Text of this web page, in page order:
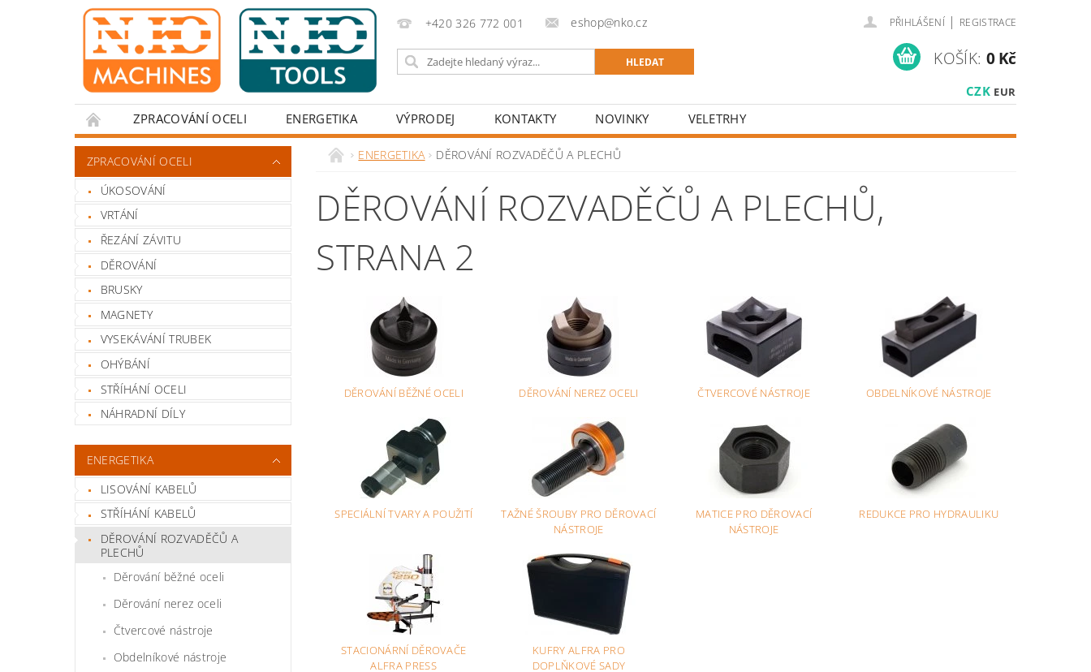
+420 326 772 001 eshop@nko.cz PŘIHLÁŠENÍ | REGISTRACE
CZK EUR
KOŠÍK: 0 Kč
ZPRACOVÁNÍ OCELI ENERGETIKA VÝPRODEJ KONTAKTY NOVINKY VELETRHY
ZPRACOVÁNÍ OCELI
ÚKOSOVÁNÍ
VRTÁNÍ
ŘEZÁNÍ ZÁVITU
DĚROVÁNÍ
BRUSKY
MAGNETY
VYSEKÁVÁNÍ TRUBEK
OHÝBÁNÍ
STŘÍHÁNÍ OCELI
NÁHRADNÍ DÍLY
ENERGETIKA
LISOVÁNÍ KABELŮ
STŘÍHÁNÍ KABELŮ
DĚROVÁNÍ ROZVADĚČŮ A
PLECHŮ
Děrování běžné oceli
Děrování nerez oceli
Čtvercové nástroje
Obdelníkové nástroje
ENERGETIKA DĚROVÁNÍ ROZVADĚČŮ A PLECHŮ
DĚROVÁNÍ ROZVADĚČŮ A PLECHŮ,
STRANA 2
DĚROVÁNÍ BĚŽNÉ OCELI DĚROVÁNÍ NEREZ OCELI ČTVERCOVÉ NÁSTROJE OBDELNÍKOVÉ NÁSTROJE
SPECIÁLNÍ TVARY A POUŽITÍ
TAŽNÉ ŠROUBY PRO DĚROVACÍ
NÁSTROJE
MATICE PRO DĚROVACÍ
NÁSTROJE
REDUKCE PRO HYDRAULIKU
STACIONÁRNÍ DĚROVAČE
ALFRA PRESS
KUFRY ALFRA PRO
DOPLŇKOVÉ SADY